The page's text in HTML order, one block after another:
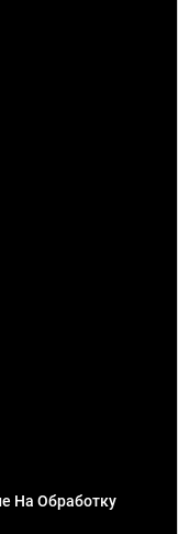
На Обработку